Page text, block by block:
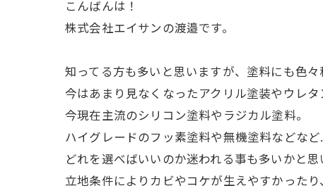
こんばんは！
株式会社エイサンの渡邉です。
知ってる方も多いと思いますが、塗料にも色々
今はあまり見なくなったアクリル塗装やウレタ
今現在主流のシリコン塗料やラジカル塗料。
ハイグレードのフッ素塗料や無機塗料などなど
どれを選べばいいのか迷われる事も多いかと思
立地条件によりカビやコケが生えやすかったり